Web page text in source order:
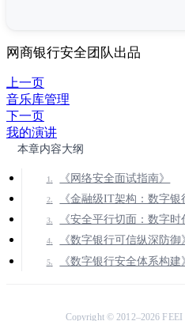
网商银行安全团队出品
上一页
音乐库管理
下一页
我的演讲
本章内容大纲
《网络安全面试指南》
《金融级IT架构：数字银
《安全平行切面：数字时
《数字银行可信纵深防御
《数字银行安全体系构建
Copyright © 2012–2026